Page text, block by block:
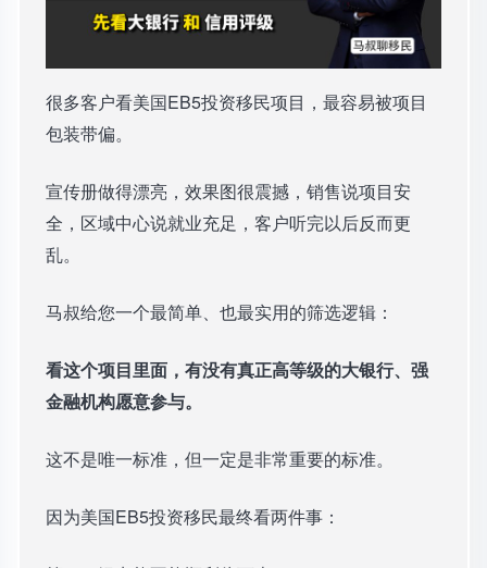
很多客户看美国EB5投资移民项目，最容易被项目
包装带偏。
宣传册做得漂亮，效果图很震撼，销售说项目安
全，区域中心说就业充足，客户听完以后反而更
乱。
马叔给您一个最简单、也最实用的筛选逻辑：
看这个项目里面，有没有真正高等级的大银行、强
金融机构愿意参与。
这不是唯一标准，但一定是非常重要的标准。
因为美国EB5投资移民最终看两件事：